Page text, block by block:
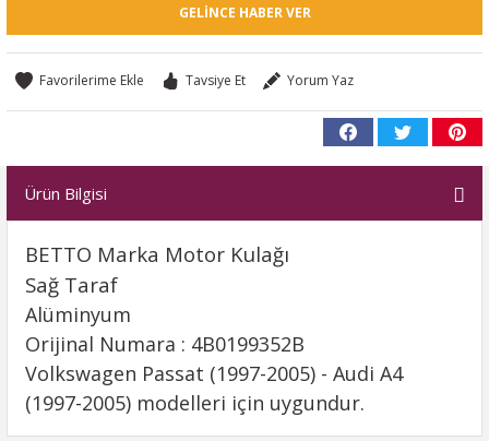
GELINCE HABER VER
Tavsiye Et Yorum Yaz
Ürün Bilgisi
BETTO Marka Motor Kulağı
Sağ Taraf
Alüminyum
Orijinal Numara : 4B0199352B
Volkswagen Passat (1997-2005) - Audi A4
(1997-2005) modelleri için uygundur.